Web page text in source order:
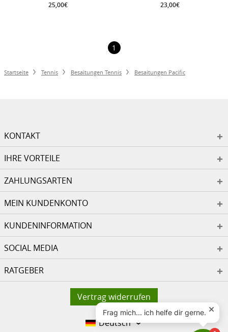
25,00€ 23,00€
1
Startseite Tennis Besaitungen Tennis Besaitungen Pacific
KONTAKT
IHRE VORTEILE
ZAHLUNGSARTEN
MEIN KUNDENKONTO
KUNDENINFORMATION
SOCIAL MEDIA
RATGEBER
Vertrag widerrufen
Deutsch